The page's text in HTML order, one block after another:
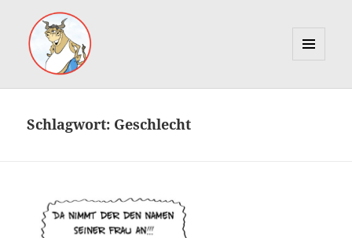
WIDGETS
Schlagwort: Geschlecht